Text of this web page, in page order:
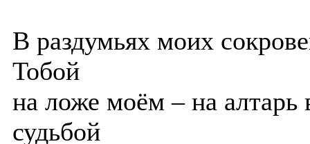
В раздумьях моих
Тобой
на ложе моём – на алтарь
судьбой